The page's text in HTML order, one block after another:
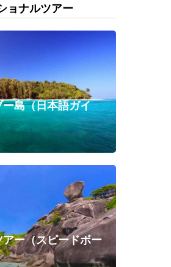
ョナルツアー
島（日本語ガイ
ー（スピードボー